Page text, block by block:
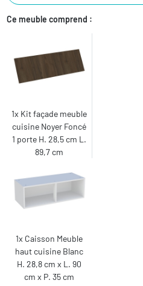
Ce meuble comprend :
1x Kit façade meuble
cuisine Noyer Foncé
1 porte H. 28,5 cm L.
89,7 cm
1x Caisson Meuble
haut cuisine Blanc
H. 28,8 cm x L. 90
cm x P. 35 cm